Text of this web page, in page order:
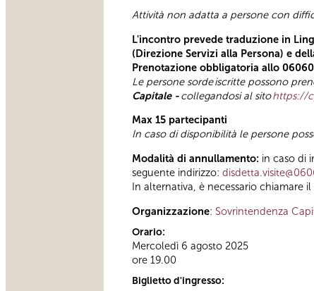
Attività non adatta a persone con
L'incontro prevede traduzione in
(Direzione Servizi alla Persona) e
Prenotazione obbligatoria allo
Le persone sordeiscritte possono
Capitale -collegandosi al sitohttps://
Max 15 partecipanti
In caso di disponibilità le persone
Modalità di annullamento: in caso di
seguente indirizzo:
In alternativa, è necessario chiamare il
Organizzazione: Sovrintendenza
Orario:
Mercoledì 6 agosto 2025
ore 19.00
Biglietto d'ingresso: